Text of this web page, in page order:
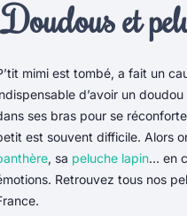
Doudous et
mimi est tombé, a fait un
d’avoir un
ses bras pour se
est souvent difficile. Alors
, sa peluche lapin… en
Retrouvez tous nos